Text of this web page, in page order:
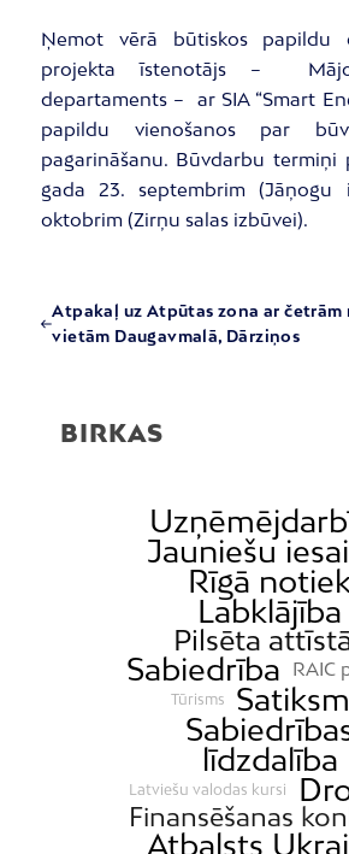
Ņemot vērā būtiskos papildu
projekta īstenotājs –
departaments – ar SIA “Smart
papildu vienošanos par
pagarināšanu. Būvdarbu termiņi
gada 23. septembrim
oktobrim (Zirņu salas izbūvei).
Atpakaļ uz Atpūtas zona ar četrām
vietām Daugavmalā, Dārziņos
BIRKAS
Jauniešu
Rīgā
Labklājība
Pilsēta
Sabiedrība RAIC
Tūrisms
līdzdalība
Latviešu valodas kursi
Finansēšanas
Atbalsts